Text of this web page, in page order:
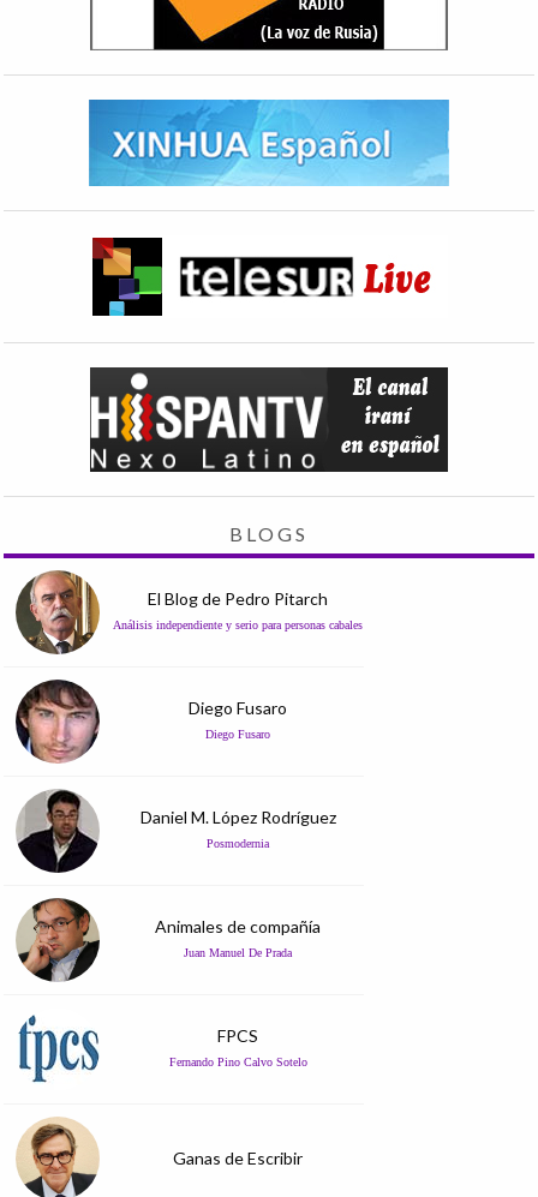
BLOGS
El Blog de Pedro Pitarch
Análisis independiente y serio para personas cabales
Diego Fusaro
Diego Fusaro
Daniel M. López Rodríguez
Posmodernia
Animales de compañía
Juan Manuel De Prada
FPCS
Fernando Pino Calvo Sotelo
Ganas de Escribir